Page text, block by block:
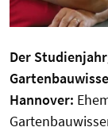
Der
Hannover: